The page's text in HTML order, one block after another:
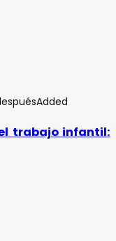
Added
trabajo infantil: